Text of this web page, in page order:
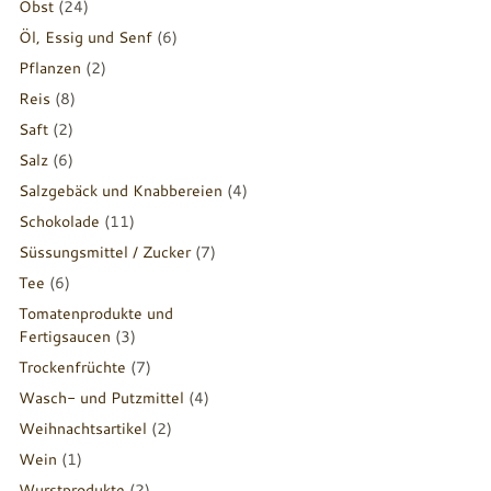
Obst (24)
Öl, Essig und Senf (6)
Pflanzen (2)
Reis (8)
Saft (2)
Salz (6)
Salzgebäck und Knabbereien (4)
Schokolade (11)
Süssungsmittel / Zucker (7)
Tee (6)
Tomatenprodukte und
Fertigsaucen (3)
Trockenfrüchte (7)
Wasch- und Putzmittel (4)
Weihnachtsartikel (2)
Wein (1)